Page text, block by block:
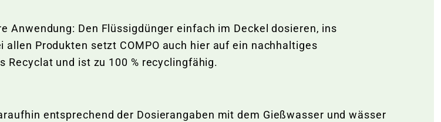
Den Flüssigdünger einfach im Deckel dosieren, ins
Produkten setzt COMPO auch hier auf ein nachhaltiges
Recyclat und ist zu 100 % recyclingfähig.
entsprechend der Dosierangaben mit dem Gießwasser und wässer